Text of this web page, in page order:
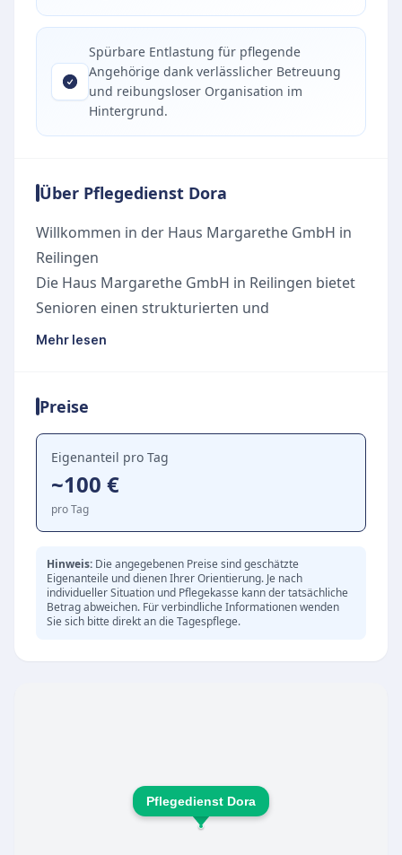
Spürbare Entlastung für pflegende
Angehörige dank verlässlicher Betreuung
und reibungsloser Organisation im
Hintergrund.
Über Pflegedienst Dora
Willkommen in der Haus Margarethe GmbH in
Reilingen
Die Haus Margarethe GmbH in Reilingen bietet
Senioren einen strukturierten und
abwechslungsreichen Tag in liebevoller
gemütliche Häuser mit jeweils acht Plätzen –
steht das gemeinsame Erleben im Mittelpunkt.
Das engagierte und freundliche Team sorgt
dafür, dass sich die Tagesgäste rundum
wohlfühlen und fördert durch gezielte
Aktivitäten die geistige sowie körperliche
Mobilität.
Gemeinschaft und soziale Betreuung
Der Tagesablauf ist geprägt von gemeinsamen
Mahlzeiten, anregenden Gesprächen und
vielfältigen Beschäftigungsangeboten. Die
Förderung des Austauschs und der sozialen
Durch diese gemeinschaftlichen Aktivitäten wird
Mehr lesen
Preise
Eigenanteil pro Tag
~100 €
pro Tag
Hinweis: Die angegebenen Preise sind geschätzte
Eigenanteile und dienen Ihrer Orientierung. Je nach
individueller Situation und Pflegekasse kann der tatsächliche
Betrag abweichen. Für verbindliche Informationen wenden
Sie sich bitte direkt an die Tagespflege.
Pflegedienst Dora